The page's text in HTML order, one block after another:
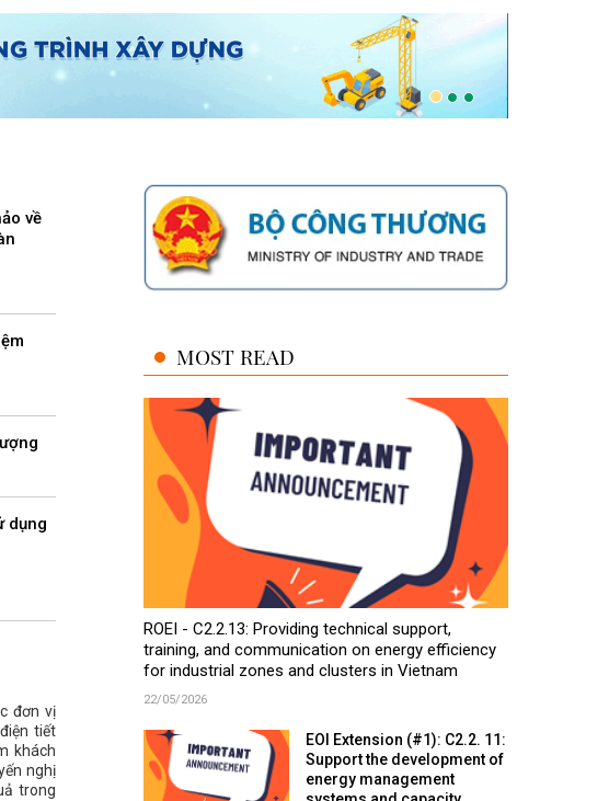
về
dụng
đơn vị
tiết
khách
nghị
trong
MOST READ
ROEI - C2.2.13: Providing technical support,
training, and communication on energy efficiency
for industrial zones and clusters in Vietnam
22/05/2026
EOI Extension (#1): C2.2. 11:
Support the development of
energy management